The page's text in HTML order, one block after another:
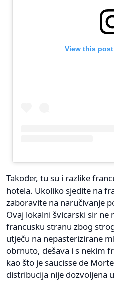
View this
Također, tu su i razlike
hotela. Ukoliko sjedite na
zaboravite na naručivanje
Ovaj lokalni švicarski sir ne
francusku stranu zbog
utječu na nepasterizirane
obrnuto, dešava i s nekim
kao što je saucisse de
distribucija nije dozvoljena